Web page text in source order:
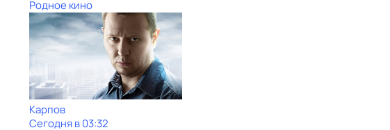
Родное кино
Карпов
Сегодня в 03:32